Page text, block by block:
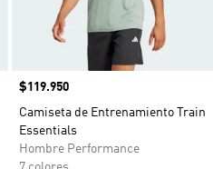
Precio
$119.950
Camiseta de Entrenamiento Train
Essentials
Hombre Performance